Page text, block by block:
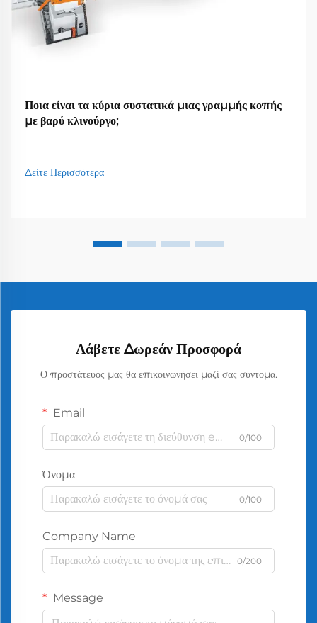
Ποια είναι τα κύρια συστατικά μιας γραμμής κοπής
με βαρύ κλινούργο;
Δείτε Περισσότερα
Λάβετε Δωρεάν Προσφορά
Ο προστάτευός μας θα επικοινωνήσει μαζί σας σύντομα.
Email
0/100
Όνομα
0/100
Company Name
0/200
Message